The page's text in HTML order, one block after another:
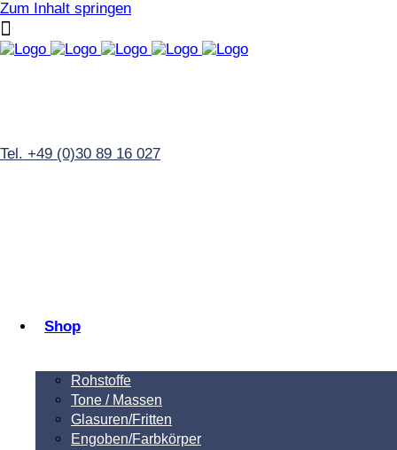
Zum Inhalt springen
Tel. +49 (0)30 89 16 027
Shop
Rohstoffe
Tone / Massen
Glasuren/Fritten
Engoben/Farbkörper